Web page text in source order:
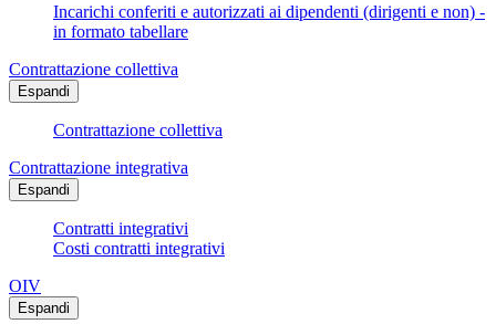
Incarichi conferiti e autorizzati ai dipendenti (dirigenti e non) -
in formato tabellare
Contrattazione collettiva
Espandi
Contrattazione collettiva
Contrattazione integrativa
Espandi
Contratti integrativi
Costi contratti integrativi
OIV
Espandi